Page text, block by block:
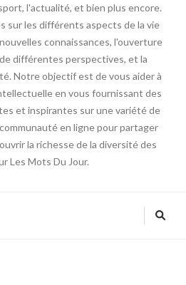
l'actualité, et bien plus encore.
sur les différents aspects de la vie
connaissances, l'ouverture
différentes perspectives, et la
Notre objectif est de vous aider à
en vous fournissant des
et inspirantes sur une variété de
en ligne pour partager
la richesse de la diversité des
Les Mots Du Jour.